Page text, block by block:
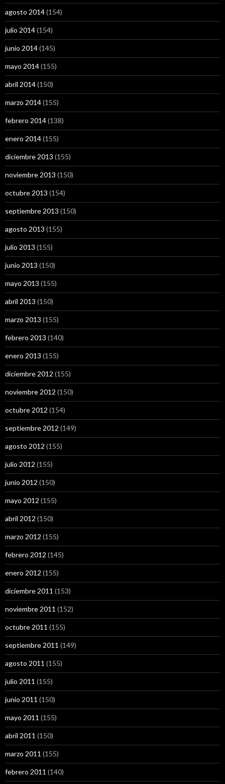
agosto 2014(154)
julio 2014(154)
junio 2014(145)
mayo 2014(155)
abril 2014(150)
marzo 2014(155)
febrero 2014(138)
enero 2014(155)
diciembre 2013 (155)
noviembre 2013 (150)
octubre 2013 (154)
septiembre 2013 (150)
agosto 2013 (155)
julio 2013 (155)
junio 2013 (150)
mayo 2013 (155)
abril 2013 (150)
marzo 2013 (155)
febrero 2013 (140)
enero 2013 (155)
diciembre 2012 (155)
noviembre 2012 (150)
octubre 2012 (154)
septiembre 2012 (149)
agosto 2012 (155)
julio 2012 (155)
junio 2012 (150)
mayo 2012 (155)
abril 2012 (150)
marzo 2012 (155)
febrero 2012 (145)
enero 2012 (155)
diciembre 2011 (153)
noviembre 2011 (152)
octubre 2011 (155)
septiembre 2011 (149)
agosto 2011 (155)
julio 2011 (155)
junio 2011 (150)
mayo 2011 (155)
abril 2011 (150)
marzo 2011 (155)
febrero 2011 (140)